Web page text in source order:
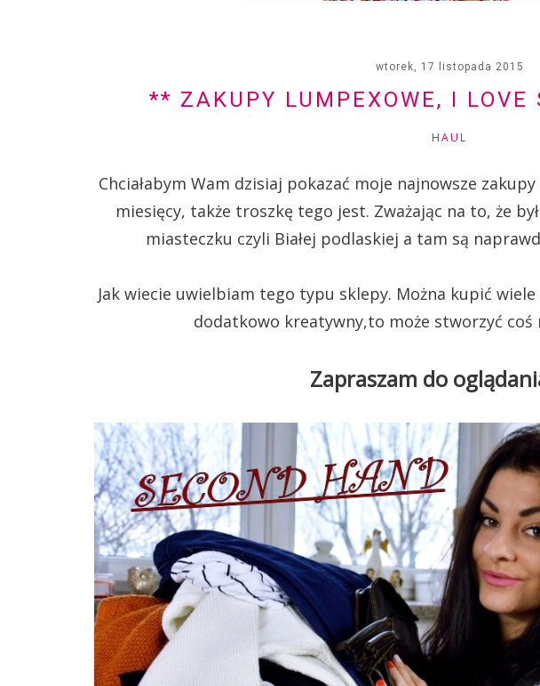
wtorek, 17 listopada 2015
** ZAKUPY LUMPEXOWE, I LOVE
HAUL
Chciałabym Wam dzisiaj pokazać moje najnowsze
miesięcy, także troszkę tego jest. Zważając na to, że
miasteczku czyli Białej podlaskiej a tam są
Jak wiecie uwielbiam tego typu sklepy. Można kupić
dodatkowo kreatywny,to może stworzyć coś
Zapraszam do